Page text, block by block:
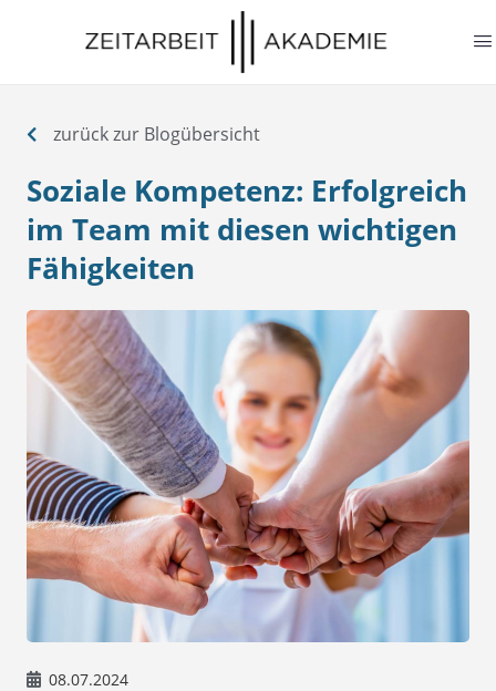
zurück zur Blogübersicht
Soziale Kompetenz: Erfolgreich
im Team mit diesen wichtigen
Fähigkeiten
08.07.2024